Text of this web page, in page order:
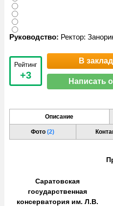
Руководство: Ректор:
Рейтинг
+3
В
Написать
Описание
Фото(2)
Саратовская
государственная
консерватория им. Л.В.